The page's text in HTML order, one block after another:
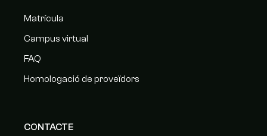
Matrícula
Campus virtual
FAQ
Homologació de proveïdors
CONTACTE